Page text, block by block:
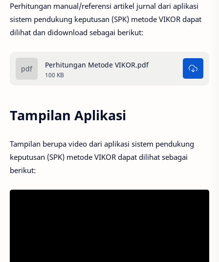
Perhitungan manual/referensi artikel jurnal dari aplikasi
sistem pendukung keputusan (SPK) metode VIKOR dapat
dilihat dan didownload sebagai berikut:
Perhitungan Metode VIKOR.pdf
100 KB
Tampilan Aplikasi
Tampilan berupa video dari aplikasi sistem pendukung
keputusan (SPK) metode VIKOR dapat dilihat sebagai
berikut: